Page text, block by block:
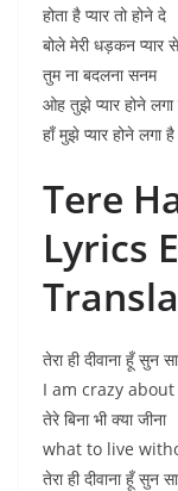
होता है प्यार तो होने दे
बोले मेरी धड़कन प्यार से
तुम ना बदलना सनम
ओह तुझे प्यार होने लगा
हाँ मुझे प्यार होने लगा है
Tere
Lyrics
तेरा ही दीवाना हूँ सुन
I am crazy
तेरे बिना भी क्या जीना
what to live
तेरा ही दीवाना हूँ सुन